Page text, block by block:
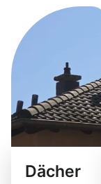
Dächer